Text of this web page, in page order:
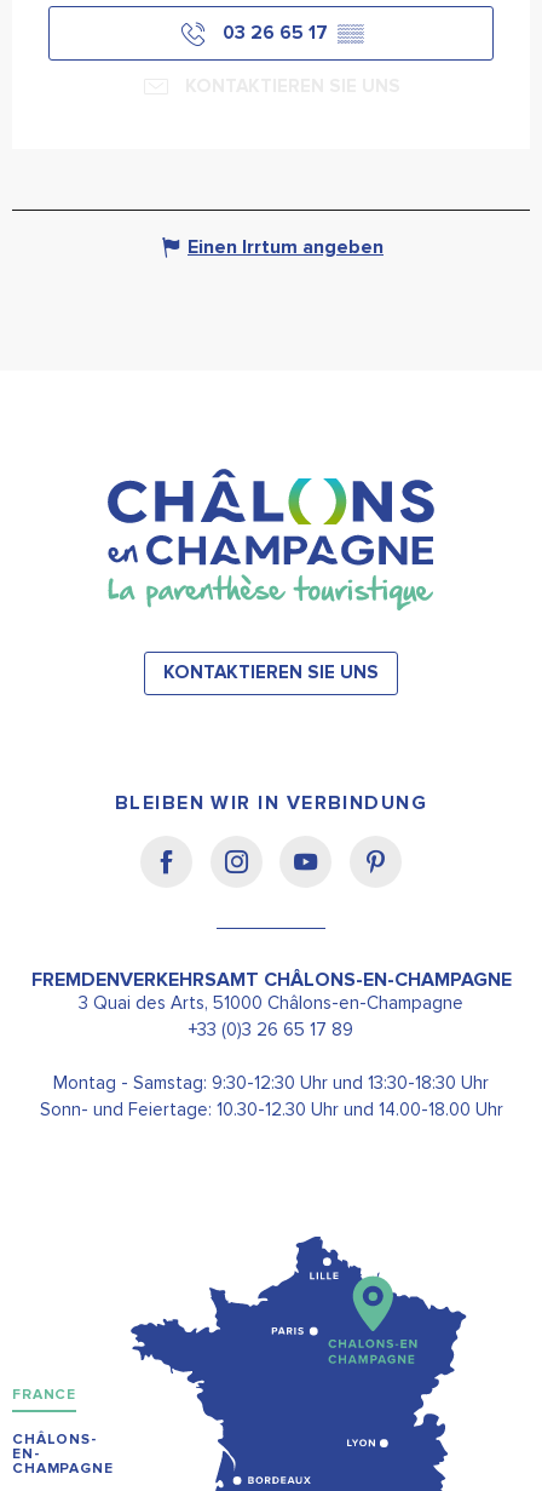
03 26 65 17 ▒▒
Einen Irrtum angeben
KONTAKTIEREN SIE UNS
BLEIBEN WIR IN VERBINDUNG
FREMDENVERKEHRSAMT CHÂLONS-EN-CHAMPAGNE
3 Quai des Arts, 51000 Châlons-en-Champagne
+33 (0)3 26 65 17 89
Montag - Samstag: 9:30-12:30 Uhr und 13:30-18:30 Uhr
Sonn- und Feiertage: 10.30-12.30 Uhr und 14.00-18.00 Uhr
FRANCE
CHÂLONS-
EN-
CHAMPAGNE